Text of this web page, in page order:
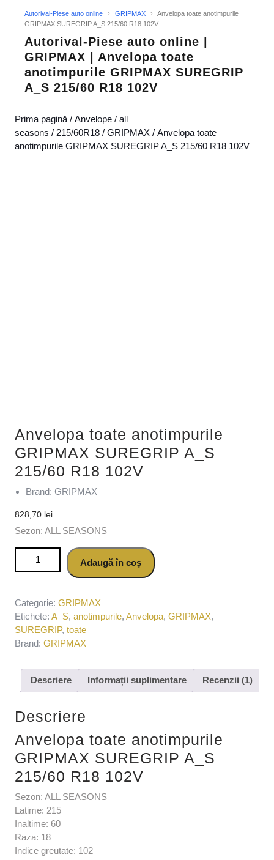
Autorival-Piese auto online › GRIPMAX ›
Anvelopa toate anotimpurile
GRIPMAX SUREGRIP A_S 215/60 R18 102V
Autorival-Piese auto online |
GRIPMAX | Anvelopa toate
anotimpurile GRIPMAX SUREGRIP
A_S 215/60 R18 102V
Prima pagină / Anvelope / all
seasons / 215/60R18 / GRIPMAX / Anvelopa toate
anotimpurile GRIPMAX SUREGRIP A_S 215/60 R18 102V
Anvelopa toate anotimpurile
GRIPMAX SUREGRIP A_S
215/60 R18 102V
Brand: GRIPMAX
828,70 lei
Sezon: ALL SEASONS
Cantitate Anvelopa toate anotimpurile GRIPMAX SUREGRIP
A_S 215/60 R18 102VAdaugă în coș
Categorie: GRIPMAX
Etichete: A_S, anotimpurile, Anvelopa, GRIPMAX,
SUREGRIP, toate
Brand: GRIPMAX
Descriere Informații suplimentare Recenzii (1)
Descriere
Anvelopa toate anotimpurile
GRIPMAX SUREGRIP A_S
215/60 R18 102V
Sezon: ALL SEASONS
Latime: 215
Inaltime: 60
Raza: 18
Indice greutate: 102